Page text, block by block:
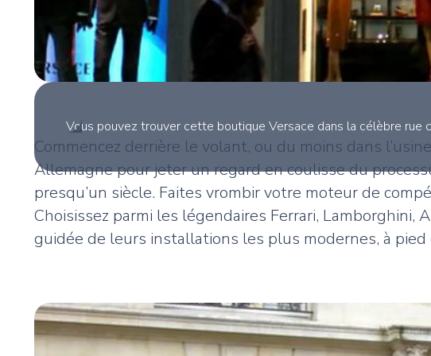
Vous pouvez trouver cette boutique Versace dans la célèbre rue
Commencez derrière le volant, ou du moins dans
Allemagne pour jeter un regard en coulisse du
presqu’un siècle. Faites vrombir votre moteur de
Choisissez parmi les légendaires Ferrari,
guidée de leurs installations les plus modernes, à